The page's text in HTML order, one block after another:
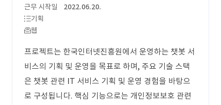
근무 시작일
2022.06.20.
기획
웹
프로젝트는 한국인터넷진흥원에서 운영하는 챗봇 서
비스의 기획 및 운영을 목표로 하며, 주요 기술 스택
은 챗봇 관련 IT 서비스 기획 및 운영 경험을 바탕으
로 구성됩니다. 핵심 기능으로는 개인정보보호 관련